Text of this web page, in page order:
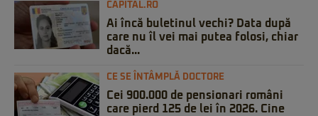
CAPITAL.RO
Ai încă buletinul vechi? Data după
care nu îl vei mai putea folosi, chiar
dacă...
CE SE ÎNTÂMPLĂ DOCTORE
Cei 900.000 de pensionari români
care pierd 125 de lei în 2026. Cine